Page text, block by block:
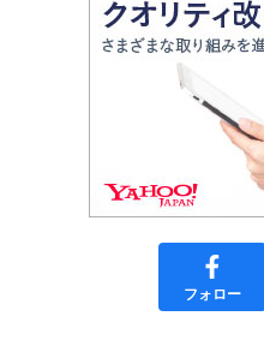
フォロー